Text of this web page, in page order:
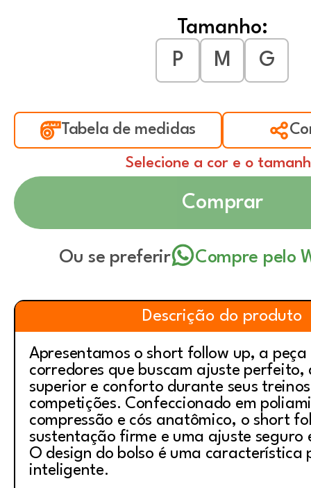
Tamanho:
P
M G
Tabela de medidas
Selecione a cor e o
Comprar
Ou se preferir Compre pelo
Descrição do produto
Apresentamos o short follow up, a
corredores que buscam ajuste perfeito,
superior e conforto durante seus
competições. Confeccionado em
compressão e cós anatômico, o short
sustentação firme e uma ajuste seguro
O design do bolso é uma característica
inteligente.